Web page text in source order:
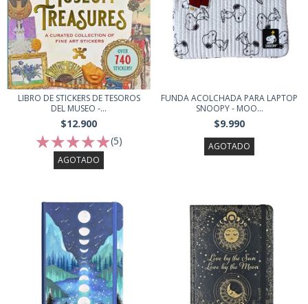
LIBRO DE STICKERS DE TESOROS
DEL MUSEO -...
$12.900
(5)
AGOTADO
FUNDA ACOLCHADA PARA LAPTOP
SNOOPY - MOO...
$9.990
AGOTADO